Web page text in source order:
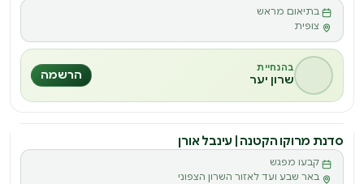
ס
בתיאום מראש
צופית
בהנחיית
שרון יער הרשמה
סדנה
ס
סדנת מרוקו הקטנה | עינבל אורן
קבעו מפגש
באר שבע ועד לאזור השרון הצפוני